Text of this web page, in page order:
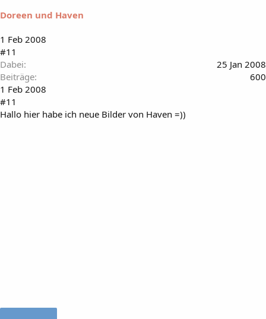
Doreen und Haven
1 Feb 2008
#11
Dabei
25 Jan 2008
Beiträge
600
1 Feb 2008
#11
Hallo hier habe ich neue Bilder von Haven =))